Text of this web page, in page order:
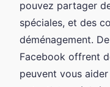
pouvez partager
spéciales, et des
déménagement.
Facebook offrent
peuvent vous